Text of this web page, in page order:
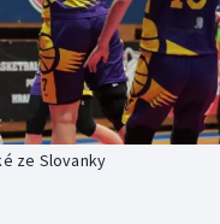
ze Slovanky